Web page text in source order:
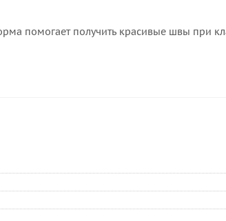
помогает получить красивые швы при